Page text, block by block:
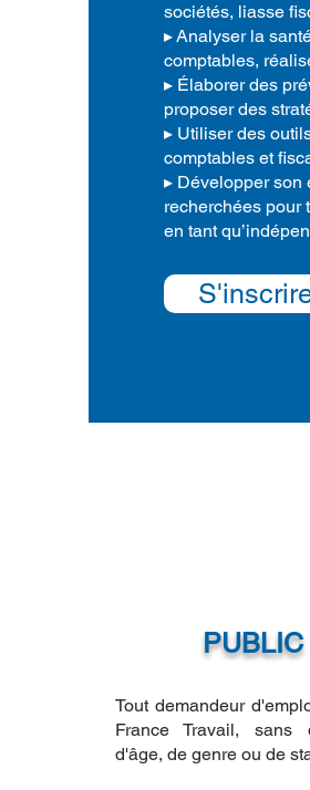
sociétés, liasse
▸Analyser la
comptables,
▸ Élaborer des
proposer des
▸ Utiliser des
comptables et
▸ Développer son
recherchées pour
en tant
PUBLIC
Tout demandeur
France Travail, sans
d'âge, de genre ou de